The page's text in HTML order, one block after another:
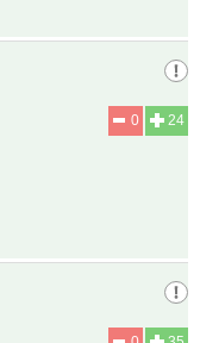
24
0